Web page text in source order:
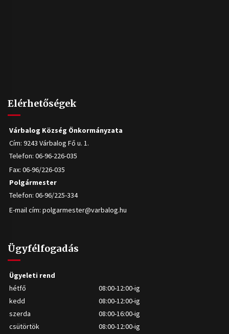
Elérhetőségek
Várbalog Község Önkormányzata
Cím: 9243 Várbalog Fő u. 1.
Telefon: 06-96-226-035
Fax: 06-96/226-035
Polgármester
Telefon: 06-96/225-334
E-mail cím: polgarmester@varbalog.hu
Ügyfélfogadás
Ügyeleti rend
hétfő
08:00-12:00-ig
kedd
08:00-12:00-ig
szerda
08:00-16:00-ig
csütörtök
08:00-12:00-ig